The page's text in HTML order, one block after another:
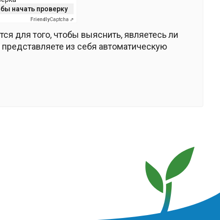
начать проверку
FriendlyCaptcha ⇗
для того, чтобы выяснить, являетесь ли
из себя автоматическую